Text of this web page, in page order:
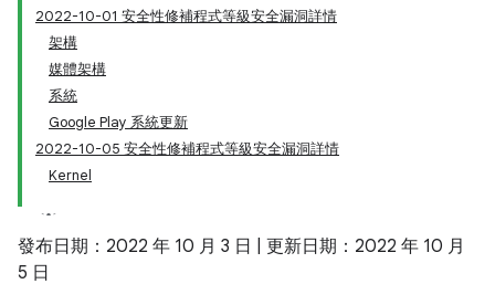
2022-10-01 安全性修補程式等級安全漏洞詳情
架構
媒體架構
系統
Google Play 系統更新
2022-10-05 安全性修補程式等級安全漏洞詳情
Kernel
發布日期：2022 年 10 月 3 日 | 更新日期：2022 年 10 月
5 日